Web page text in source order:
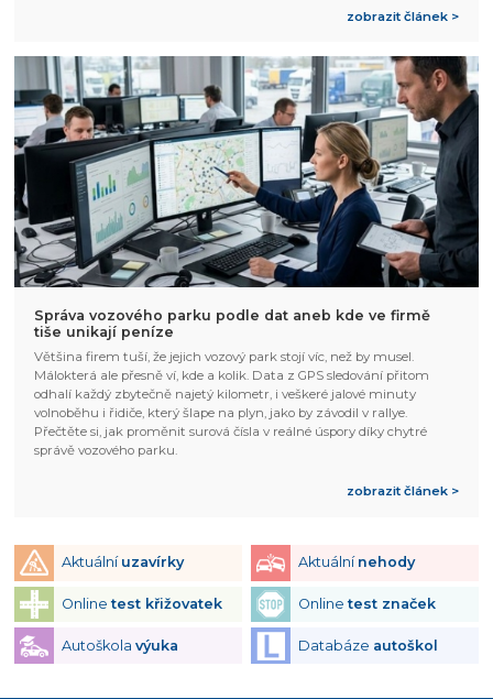
zobrazit článek >
Správa vozového parku podle dat aneb kde ve firmě
tiše unikají peníze
Většina firem tuší, že jejich vozový park stojí víc, než by musel.
Málokterá ale přesně ví, kde a kolik. Data z GPS sledování přitom
odhalí každý zbytečně najetý kilometr, i veškeré jalové minuty
volnoběhu i řidiče, který šlape na plyn, jako by závodil v rallye.
Přečtěte si, jak proměnit surová čísla v reálné úspory díky chytré
správě vozového parku.
zobrazit článek >
Aktuální uzavírky Aktuální nehody
Onlinetest křižovatek Onlinetest značek
Autoškola výuka Databáze autoškol